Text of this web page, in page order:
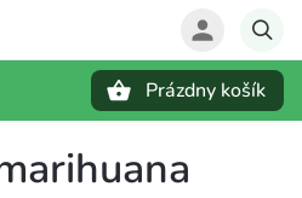
Prázdny košík